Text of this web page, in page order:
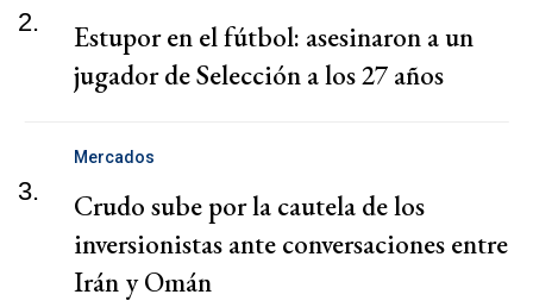
2.
Estupor en el fútbol: asesinaron a un
jugador de Selección a los 27 años
3.
Mercados
Crudo sube por la cautela de los
inversionistas ante conversaciones entre
Irán y Omán